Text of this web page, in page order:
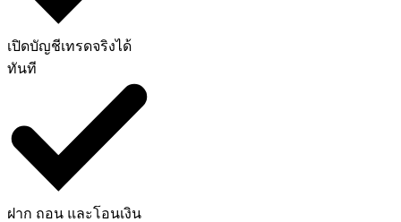
เปิดบัญชีเทรดจริงได้
ทันที
ฝาก ถอน และโอนเงิน